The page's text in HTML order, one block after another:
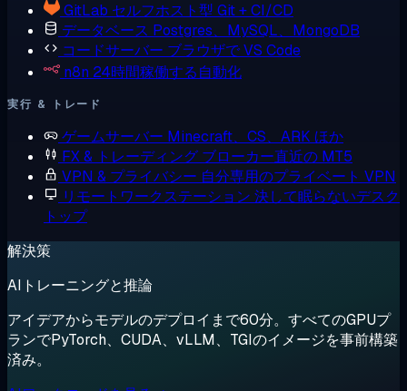
GitLab セルフホスト型 Git + CI/CD
データベース Postgres、MySQL、MongoDB
コードサーバー ブラウザで VS Code
n8n 24時間稼働する自動化
実行 & トレード
ゲームサーバー Minecraft、CS、ARK ほか
FX & トレーディング ブローカー直近の MT5
VPN & プライバシー 自分専用のプライベート VPN
リモートワークステーション 決して眠らないデスク
トップ
解決策
AIトレーニングと推論
アイデアからモデルのデプロイまで60分。すべてのGPUプ
ランでPyTorch、CUDA、vLLM、TGIのイメージを事前構築
済み。